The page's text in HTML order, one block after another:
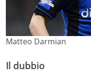
Matteo Darmian
Il dubbio